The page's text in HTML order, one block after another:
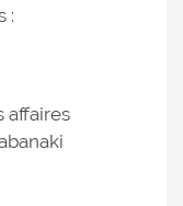
:
affaires